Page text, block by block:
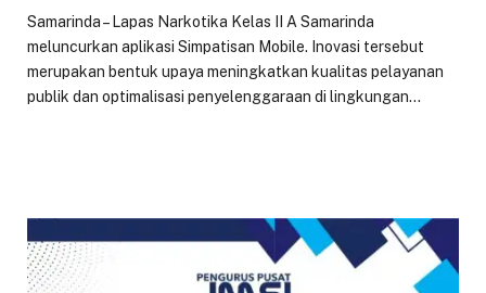
Samarinda – Lapas Narkotika Kelas II A Samarinda
meluncurkan aplikasi Simpatisan Mobile. Inovasi tersebut
merupakan bentuk upaya meningkatkan kualitas pelayanan
publik dan optimalisasi penyelenggaraan di lingkungan…